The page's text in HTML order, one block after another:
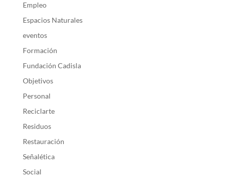
Empleo
Espacios Naturales
eventos
Formación
Fundación Cadisla
Objetivos
Personal
Reciclarte
Residuos
Restauración
Señalética
Social